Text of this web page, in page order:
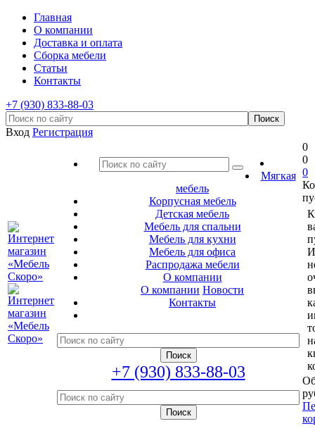
Главная
О компании
Доставка и оплата
Сборка мебели
Статьи
Контакты
+7 (930) 833-88-03
Вход Регистрация
Мягкая
мебель
Корпусная мебель
Детская мебель
Мебель для спальни
Мебель для кухни
Мебель для офиса
Распродажа мебели
О компании
О компании Новости
Контакты
+7 (930) 833-88-03
0
0
0